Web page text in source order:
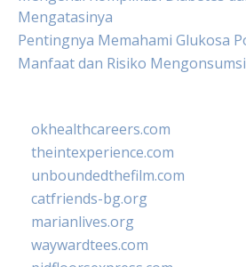
Mengatasinya
Pentingnya Memahami Glukosa
Manfaat dan Risiko
okhealthcareers.com
theintexperience.com
unboundedthefilm.com
catfriends-bg.org
marianlives.org
waywardtees.com